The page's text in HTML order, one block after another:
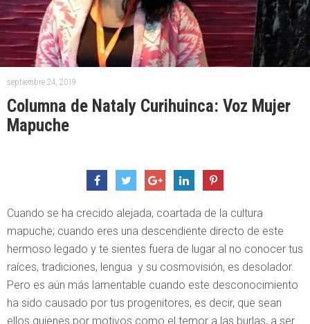
septiembre 24, 2019
Columna de Nataly Curihuinca: Voz Mujer
Mapuche
Cuando se ha crecido alejada, coartada de la cultura
mapuche; cuando eres una descendiente directo de este
hermoso legado y te sientes fuera de lugar al no conocer tus
raíces, tradiciones, lengua y su cosmovisión, es desolador.
Pero es aún más lamentable cuando este desconocimiento
ha sido causado por tus progenitores, es decir, que sean
ellos quienes por motivos como el temor a las burlas, a ser